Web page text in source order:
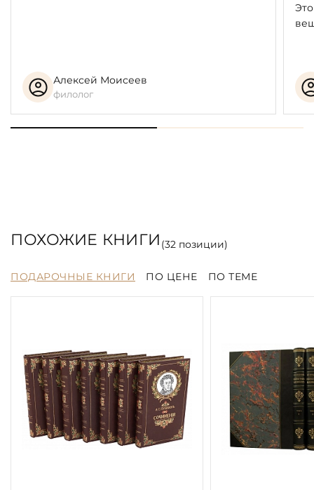
Алексей Моисеев
филолог
ПОХОЖИЕ КНИГИ (32позиции)
ПОДАРОЧНЫЕ КНИГИ ПО ЦЕНЕ ПО ТЕМЕ